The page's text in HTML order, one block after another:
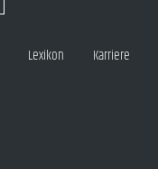
Lexikon Karriere